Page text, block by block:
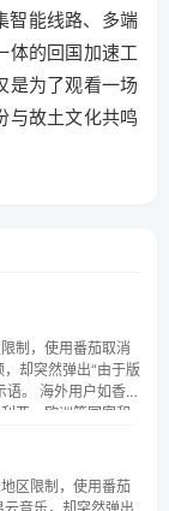
智能线路、多端
体的回国加速工
是为了观看一场
与故土文化共鸣
制，使用番茄取消
如香
亚、欧洲等国家和
题的
「海外用户收听腾
香港、澳门、台
区限制，使用番茄